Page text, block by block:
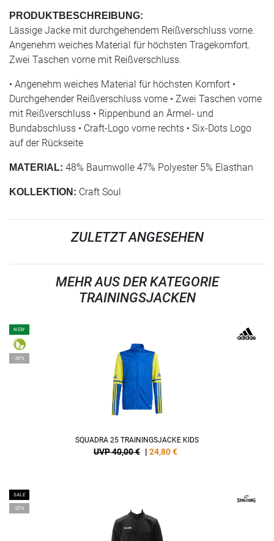
PRODUKTBESCHREIBUNG:
Lässige Jacke mit durchgehendem Reißverschluss vorne.
Angenehm weiches Material für höchsten Tragekomfort.
Zwei Taschen vorne mit Reißverschluss.
• Angenehm weiches Material für höchsten Komfort •
Durchgehender Reißverschluss vorne • Zwei Taschen vorne
mit Reißverschluss • Rippenbund an Ärmel- und
Bundabschluss • Craft-Logo vorne rechts • Six-Dots Logo
auf der Rückseite
MATERIAL: 48% Baumwolle 47% Polyester 5% Elasthan
KOLLEKTION: Craft Soul
ZULETZT ANGESEHEN
MEHR AUS DER KATEGORIE
TRAININGSJACKEN
NEW
-38%
SQUADRA 25 TRAININGSJACKE KIDS
UVP 40,00 € | 24,80€
SALE
-20%